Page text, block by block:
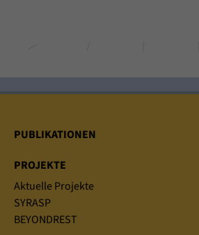
PUBLIKATIONEN
PROJEKTE
Aktuelle Projekte
SYRASP
BEYONDREST